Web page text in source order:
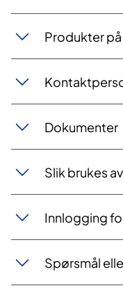
Produkter
Dokumenter
Slik brukes
Innlogging
Spørsmål